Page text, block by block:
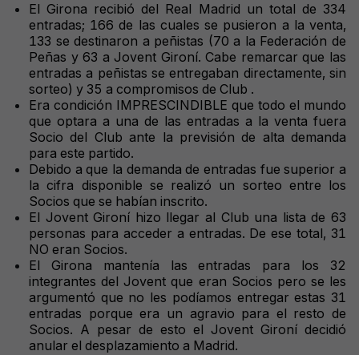
El Girona recibió del Real Madrid un total de 334
entradas; 166 de las cuales se pusieron a la venta,
133 se destinaron a peñistas (70 a la Federación de
Peñas y 63 a Jovent Gironí. Cabe remarcar que las
entradas a peñistas se entregaban directamente, sin
sorteo) y 35 a compromisos de Club .
Era condición IMPRESCINDIBLE que todo el mundo
que optara a una de las entradas a la venta fuera
Socio del Club ante la previsión de alta demanda
para este partido.
Debido a que la demanda de entradas fue superior a
la cifra disponible se realizó un sorteo entre los
Socios que se habían inscrito.
El Jovent Gironí hizo llegar al Club una lista de 63
personas para acceder a entradas. De ese total, 31
NO eran Socios.
El Girona mantenía las entradas para los 32
integrantes del Jovent que eran Socios pero se les
argumentó que no les podíamos entregar estas 31
entradas porque era un agravio para el resto de
Socios. A pesar de esto el Jovent Gironí decidió
anular el desplazamiento a Madrid.